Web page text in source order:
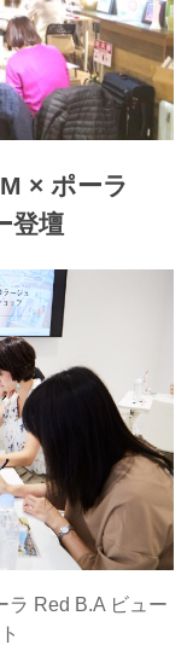
× ポーラ
登壇
ラ Red B.A ビュー